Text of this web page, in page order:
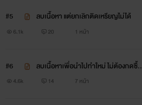
#5 ลบเนื้อหา แต่ยกเลิกติดเหรียญไม่ได้
6.1k 20 1 หน้า
#6
ลบเนื้อหาเพื่อนำไปทำใหม่ ไม่ต้องกดซื้อ
นะคะ
4.6k 14 7 หน้า